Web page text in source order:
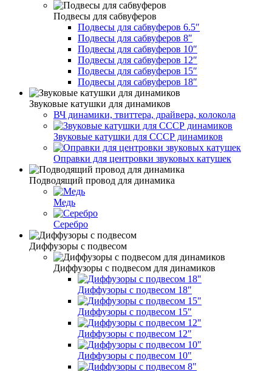
Подвесы для сабвуферов
Подвесы для сабвуферов 6.5″
Подвесы для сабвуферов 8″
Подвесы для сабвуферов 10″
Подвесы для сабвуферов 12″
Подвесы для сабвуферов 15″
Подвесы для сабвуферов 18″
Звуковые катушки для динамиков
ВЧ динамики, твиттера, драйвера, колокола
Звуковые катушки для СССР динамиков
Оправки для центровки звуковых катушек
Подводящий провод для динамика
Медь
Серебро
Диффузоры с подвесом
Диффузоры с подвесом для динамиков
Диффузоры с подвесом 18"
Диффузоры с подвесом 15"
Диффузоры с подвесом 12"
Диффузоры с подвесом 10"